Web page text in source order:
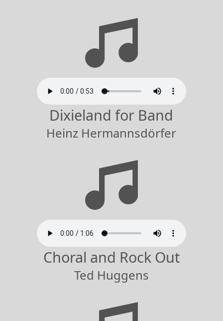
Dixieland for Band
Heinz Hermannsdörfer
Choral and Rock Out
Ted Huggens